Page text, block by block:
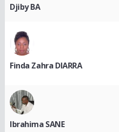
Djiby BA
Finda Zahra DIARRA
Ibrahima SANE